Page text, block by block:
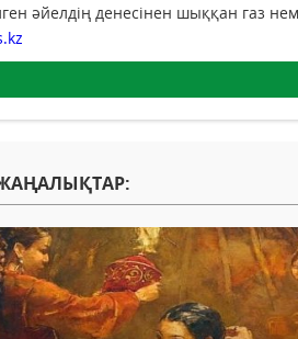
әйелдің денесінен шыққан газ